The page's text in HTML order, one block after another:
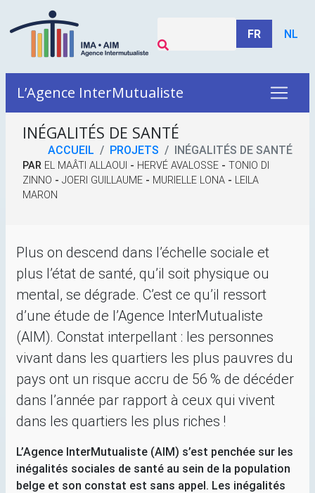
FR NL
L’Agence InterMutualiste
INÉGALITÉS DE SANTÉ
ACCUEIL PROJETS INÉGALITÉS DE SANTÉ
PAR EL MAÂTI ALLAOUI - HERVÉ AVALOSSE - TONIO DI
ZINNO - JOERI GUILLAUME - MURIELLE LONA - LEILA
MARON
Plus on descend dans l’échelle sociale et
plus l’état de santé, qu’il soit physique ou
mental, se dégrade. C’est ce qu’il ressort
d’une étude de l’Agence InterMutualiste
(AIM). Constat interpellant : les personnes
vivant dans les quartiers les plus pauvres du
pays ont un risque accru de 56 % de décéder
dans l’année par rapport à ceux qui vivent
dans les quartiers les plus riches !
L’Agence InterMutualiste (AIM) s’est penchée sur les
inégalités sociales de santé au sein de la population
belge et son constat est sans appel. Les inégalités